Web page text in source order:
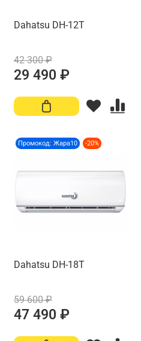
Dahatsu DH-12T
42 300 ₽
29 490 ₽
Промокод: Жара10 -20%
Dahatsu DH-18T
59 600 ₽
47 490 ₽